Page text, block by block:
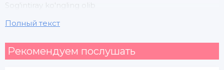
Sog'intiray ko'ngling olib
Termulaman ko'zim tolib
Sevib seni bezor qilaman
Полный текст
Рекомендуем послушать